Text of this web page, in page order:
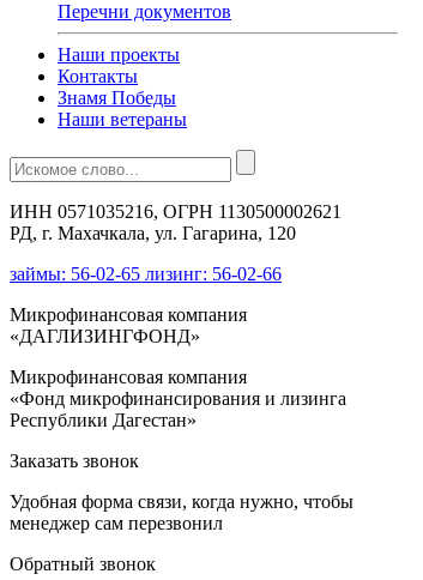
Перечни документов
Наши проекты
Контакты
Знамя Победы
Наши ветераны
ИНН 0571035216, ОГРН 1130500002621
РД, г. Махачкала, ул. Гагарина, 120
займы: 56-02-65 лизинг: 56-02-66
Микрофинансовая компания
«ДАГЛИЗИНГФОНД»
Микрофинансовая компания
«Фонд микрофинансирования и лизинга
Республики Дагестан»
Заказать звонок
Удобная форма связи, когда нужно, чтобы
менеджер сам перезвонил
Обратный звонок